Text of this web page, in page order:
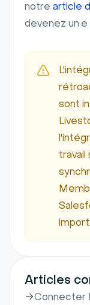
notre article
devenez
sont
travail
Articles
Connecter